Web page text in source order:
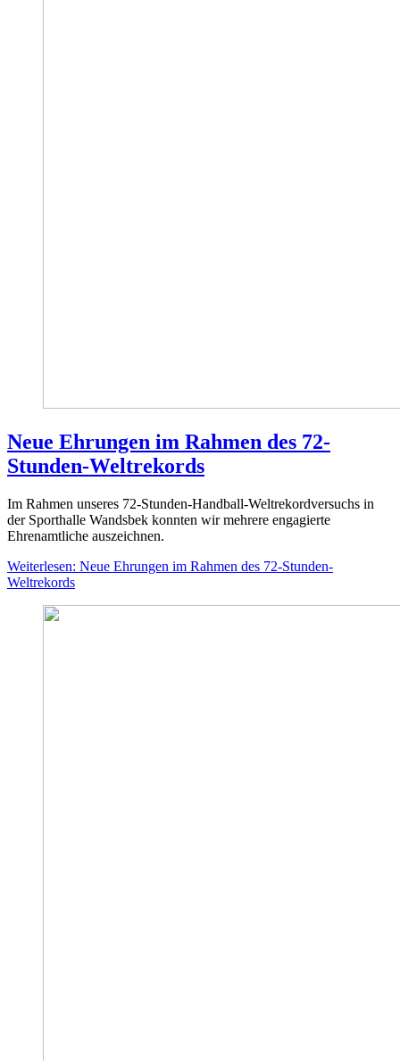
Neue Ehrungen im Rahmen des 72-
Stunden-Weltrekords
Im Rahmen unseres 72-Stunden-Handball-Weltrekordversuchs in
der Sporthalle Wandsbek konnten wir mehrere engagierte
Ehrenamtliche auszeichnen.
Weiterlesen: Neue Ehrungen im Rahmen des 72-Stunden-
Weltrekords